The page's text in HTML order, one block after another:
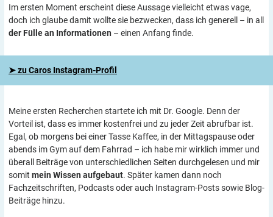
Im ersten Moment erscheint diese Aussage vielleicht etwas vage,
doch ich glaube damit wollte sie bezwecken, dass ich generell – in all
der Fülle an Informationen – einen Anfang finde.
➤ zu Caros Instagram-Profil
Meine ersten Recherchen startete ich mit Dr. Google. Denn der
Vorteil ist, dass es immer kostenfrei und zu jeder Zeit abrufbar ist.
Egal, ob morgens bei einer Tasse Kaffee, in der Mittagspause oder
abends im Gym auf dem Fahrrad – ich habe mir wirklich immer und
überall Beiträge von unterschiedlichen Seiten durchgelesen und mir
somit mein Wissen aufgebaut. Später kamen dann noch
Fachzeitschriften, Podcasts oder auch Instagram-Posts sowie Blog-
Beiträge hinzu.